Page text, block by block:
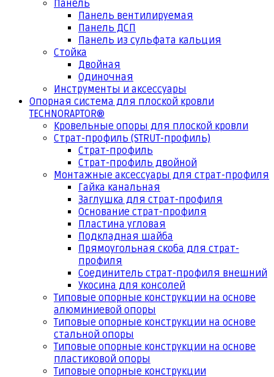
Панель
Панель вентилируемая
Панель ДСП
Панель из сульфата кальция
Стойка
Двойная
Одиночная
Инструменты и аксессуары
Опорная система для плоской кровли
TECHNORAPTOR®
Кровельные опоры для плоской кровли
Страт-профиль (STRUT-профиль)
Страт-профиль
Страт-профиль двойной
Монтажные аксессуары для страт-профиля
Гайка канальная
Заглушка для страт-профиля
Основание страт-профиля
Пластина угловая
Подкладная шайба
Прямоугольная скоба для страт-
профиля
Соединитель страт-профиля внешний
Укосина для консолей
Типовые опорные конструкции на основе
алюминиевой опоры
Типовые опорные конструкции на основе
стальной опоры
Типовые опорные конструкции на основе
пластиковой опоры
Типовые опорные конструкции